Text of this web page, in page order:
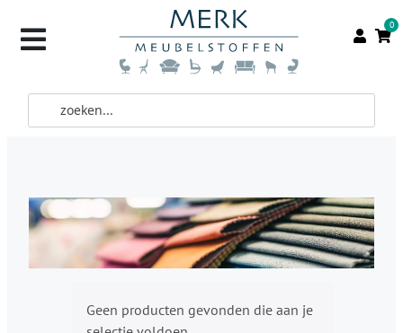
0
Geen producten gevonden die aan je